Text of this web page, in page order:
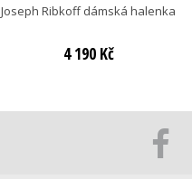
Joseph Ribkoff dámská halenka
4 190 Kč